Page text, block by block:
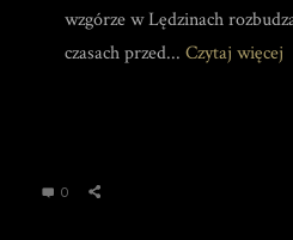
wzgórze w Lędzinach
czasach przed... Czytaj więcej
0